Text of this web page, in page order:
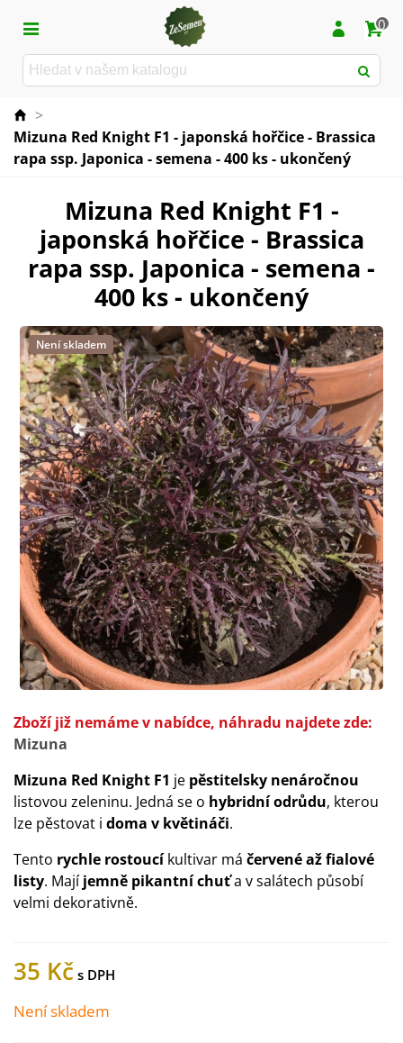
0
>
Mizuna Red Knight F1 - japonská hořčice - Brassica
rapa ssp. Japonica - semena - 400 ks - ukončený
Mizuna Red Knight F1 -
japonská hořčice - Brassica
rapa ssp. Japonica - semena -
400 ks - ukončený
Není skladem
Zboží již nemáme v nabídce, náhradu najdete zde:
Mizuna
Mizuna Red Knight F1 je pěstitelsky nenáročnou
listovou zeleninu. Jedná se o hybridní odrůdu, kterou
lze pěstovat i doma v květináči.
Tento rychle rostoucíkultivar má červené až fialové
listy. Majíjemně pikantní chuťa v salátech působí
velmi dekorativně.
35 Kč
Není skladem